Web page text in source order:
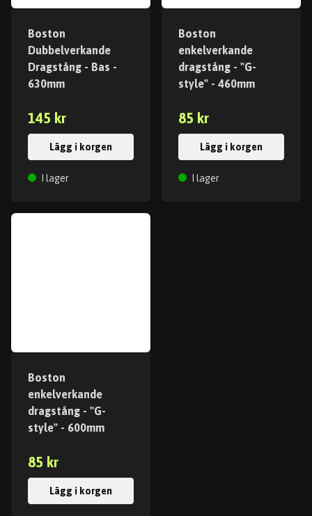
Boston
Dubbelverkande
Dragstång - Bas -
630mm
145 kr
Lägg i korgen
I lager
Boston
enkelverkande
dragstång - "G-
style" - 460mm
85 kr
Lägg i korgen
I lager
Boston
enkelverkande
dragstång - "G-
style" - 600mm
85 kr
Lägg i korgen